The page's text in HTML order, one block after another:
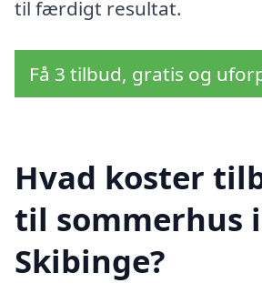
til færdigt resultat.
Få 3 tilbud, gratis og
Hvad koster
til sommerhus i
Skibinge?